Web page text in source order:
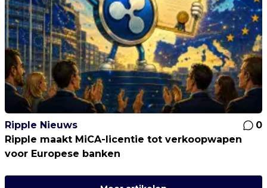
Ripple Nieuws
0
Ripple maakt MiCA-licentie tot verkoopwapen
voor Europese banken